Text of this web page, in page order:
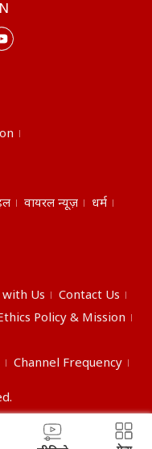
वायरल न्यूज़
धर्म
Us
Contact Us
Policy & Mission
Channel Frequency